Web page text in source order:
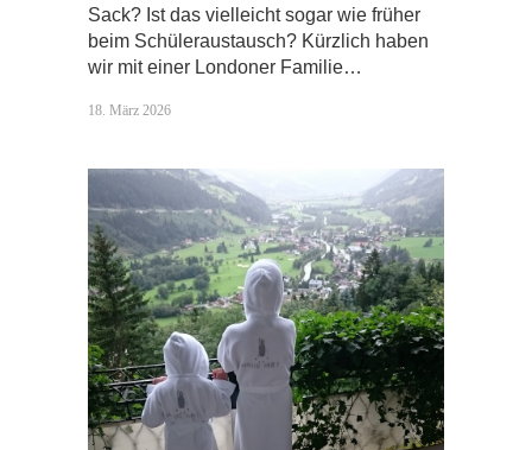
Sack? Ist das vielleicht sogar wie früher
beim Schüleraustausch? Kürzlich haben
wir mit einer Londoner Familie…
18. März 2026